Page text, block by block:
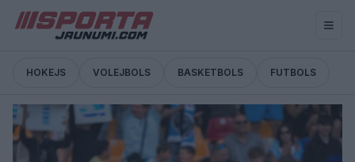
HOKEJS VOLEJBOLS BASKETBOLS FUTBOLS